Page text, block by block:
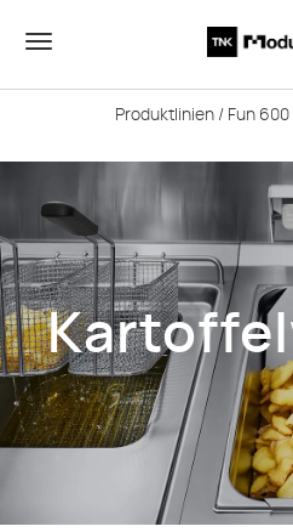
Produktlinien/ Fun 600